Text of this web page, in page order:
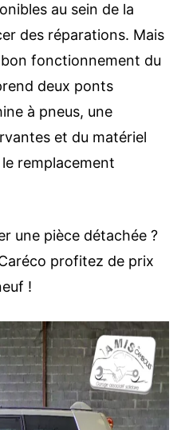
au sein de la
des réparations. Mais
fonctionnement du
deux ponts
à pneus, une
et du matériel
remplacement
une pièce détachée ?
profitez de prix
!